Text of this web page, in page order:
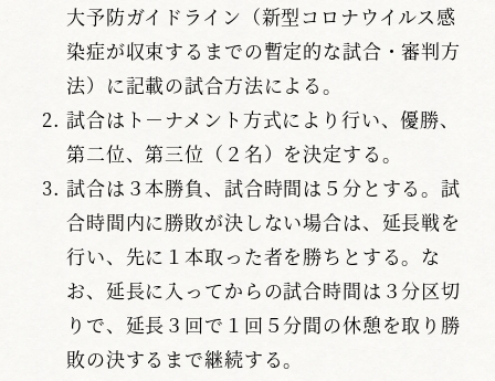
大予防ガイドライン（新型コロナウイルス感
染症が収束するまでの暫定的な試合・審判方
法）に記載の試合方法による。
試合はト－ナメント方式により行い、優勝、
第二位、第三位（２名）を決定する。
試合は３本勝負、試合時間は５分とする。試
合時間内に勝敗が決しない場合は、延長戦を
行い、先に１本取った者を勝ちとする。な
お、延長に入ってからの試合時間は３分区切
りで、延長３回で１回５分間の休憩を取り勝
敗の決するまで継続する。